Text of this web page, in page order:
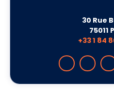
30 Rue
75011
+33 1 84